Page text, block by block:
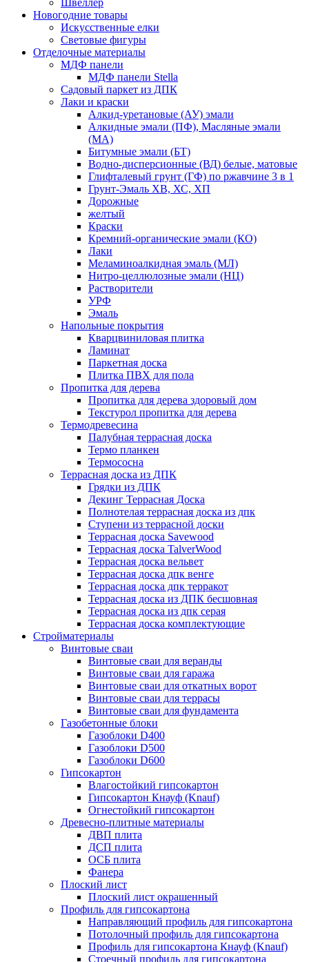
Швеллер
Новогодние товары
Искусственные елки
Световые фигуры
Отделочные материалы
МДФ панели
МДФ панели Stella
Садовый паркет из ДПК
Лаки и краски
Алкид-уретановые (АУ) эмали
Алкидные эмали (ПФ), Масляные эмали
(МА)
Битумные эмали (БТ)
Водно-дисперсионные (ВД) белые, матовые
Глифталевый грунт (ГФ) по ржавчине 3 в 1
Грунт-Эмаль ХВ, ХС, ХП
Дорожные
желтый
Краски
Кремний-органические эмали (КО)
Лаки
Меламиноалкидная эмаль (МЛ)
Нитро-целлюлозные эмали (НЦ)
Растворители
УРФ
Эмаль
Напольные покрытия
Кварцвиниловая плитка
Ламинат
Паркетная доска
Плитка ПВХ для пола
Пропитка для дерева
Пропитка для дерева здоровый дом
Текстурол пропитка для дерева
Термодревесина
Палубная террасная доска
Термо планкен
Термососна
Террасная доска из ДПК
Грядки из ДПК
Декинг Террасная Доска
Полнотелая террасная доска из дпк
Ступени из террасной доски
Террасная доска Savewood
Террасная доска TalverWood
Террасная доска вельвет
Террасная доска дпк венге
Террасная доска дпк терракот
Террасная доска из ДПК бесшовная
Террасная доска из дпк серая
Террасная доска комплектующие
Стройматериалы
Винтовые сваи
Винтовые сваи для веранды
Винтовые сваи для гаража
Винтовые сваи для откатных ворот
Винтовые сваи для террасы
Винтовые сваи для фундамента
Газобетонные блоки
Газоблоки D400
Газоблоки D500
Газоблоки D600
Гипсокартон
Влагостойкий гипсокартон
Гипсокартон Кнауф (Knauf)
Огнестойкий гипсокартон
Древесно-плитные материалы
ДВП плита
ДСП плита
ОСБ плита
Фанера
Плоский лист
Плоский лист окрашенный
Профиль для гипсокартона
Направляющий профиль для гипсокартона
Потолочный профиль для гипсокартона
Профиль для гипсокартона Кнауф (Knauf)
Стоечный профиль для гипсокартона